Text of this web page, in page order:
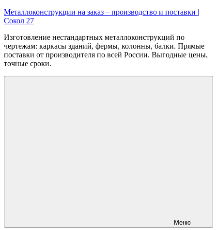
Перейти
к
Металлоконструкции на заказ – производство и поставки |
Сокол 27
Изготовление нестандартных металлоконструкций по
чертежам: каркасы зданий, фермы, колонны, балки. Прямые
поставки от производителя по всей России. Выгодные цены,
точные сроки.
Меню